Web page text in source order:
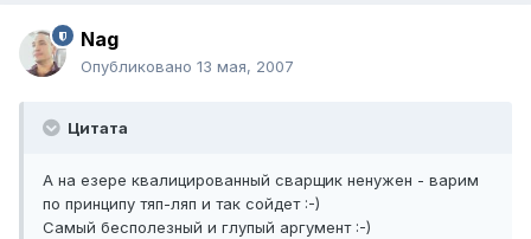
Nag
Опубликовано 13 мая, 2007
Цитата
А на езере квалицированный сварщик ненужен - варим
по принципу тяп-ляп и так сойдет :-)
Самый бесполезный и глупый аргумент :-)